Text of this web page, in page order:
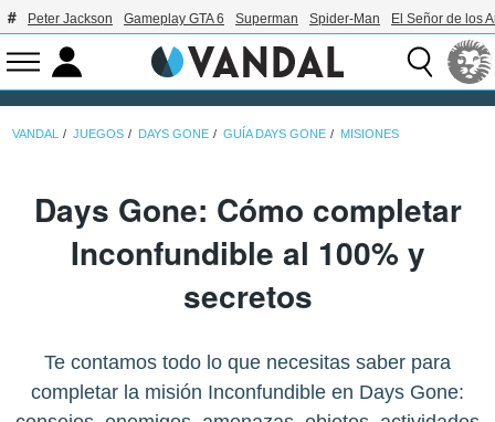
Peter Jackson Gameplay GTA 6 Superman Spider-Man El Señor de los
VANDAL JUEGOS DAYS GONE GUÍA DAYS GONE MISIONES
Days Gone: Cómo completar
Inconfundible al 100% y
secretos
Te contamos todo lo que necesitas saber para
completar la misión Inconfundible en Days Gone: